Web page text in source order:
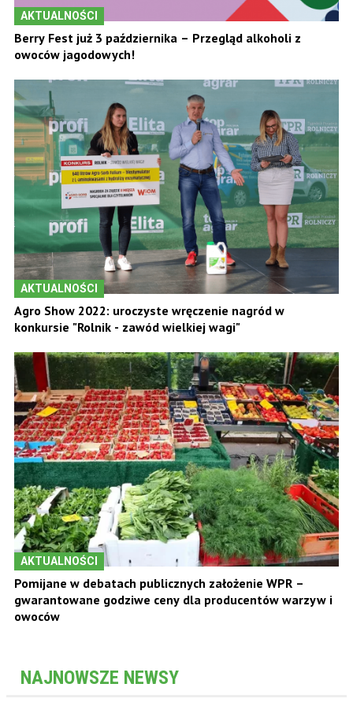
AKTUALNOŚCI
Berry Fest już 3 października – Przegląd alkoholi z
owoców jagodowych!
AKTUALNOŚCI
Agro Show 2022: uroczyste wręczenie nagród w
konkursie "Rolnik - zawód wielkiej wagi"
AKTUALNOŚCI
Pomijane w debatach publicznych założenie WPR –
gwarantowane godziwe ceny dla producentów warzyw i
owoców
NAJNOWSZE NEWSY